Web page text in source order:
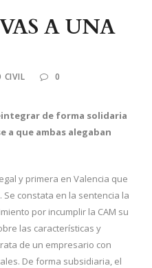
A UNA
CIVIL 0
de forma solidaria
a que ambas alegaban
y primera en Valencia que
constata en la sentencia la
por incumplir la CAM su
las características y
de un empresario con
De forma subsidiaria, el